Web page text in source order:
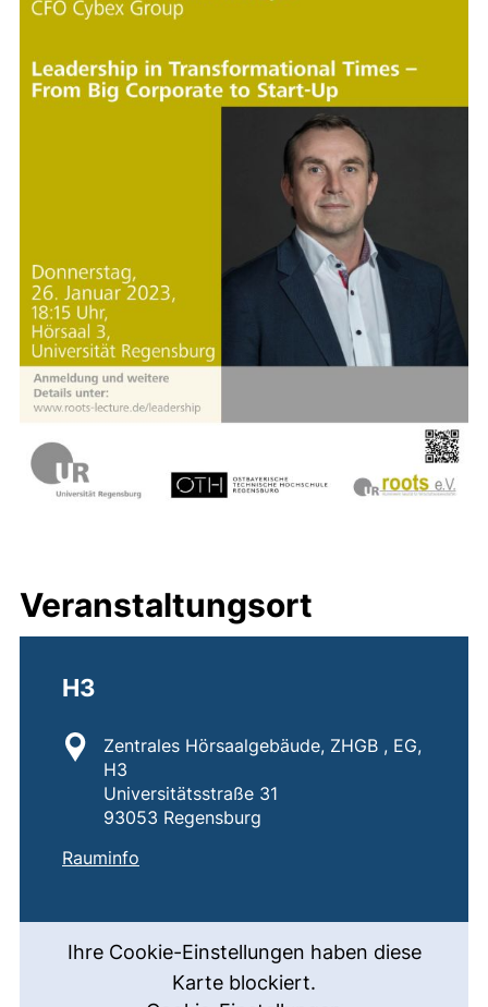
Veranstaltungsort
H3
Standort:
Zentrales Hörsaalgebäude, ZHGB , EG,
H3
Universitätsstraße 31
93053 Regensburg
Rauminfo
Ihre Cookie-Einstellungen haben diese
Karte blockiert.